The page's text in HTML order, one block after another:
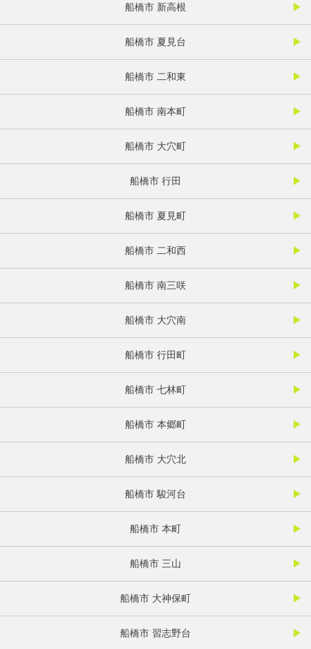
船橋市 新高根
船橋市 夏見台
船橋市 二和東
船橋市 南本町
船橋市 大穴町
船橋市 行田
船橋市 夏見町
船橋市 二和西
船橋市 南三咲
船橋市 大穴南
船橋市 行田町
船橋市 七林町
船橋市 本郷町
船橋市 大穴北
船橋市 駿河台
船橋市 本町
船橋市 三山
船橋市 大神保町
船橋市 習志野台